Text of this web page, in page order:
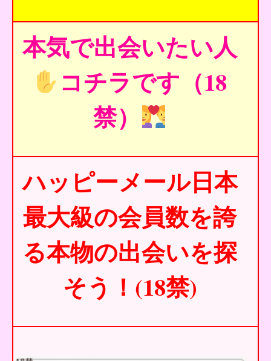
本気で出会いたい人
コチラです（18
禁）
ハッピーメール日本
最大級の会員数を誇
る本物の出会いを探
そう！(18禁)